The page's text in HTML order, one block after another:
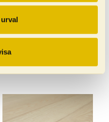
ASK RUSTIK MODERN VIT